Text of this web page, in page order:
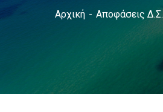
Αρχική Αποφάσεις Δ.Σ.